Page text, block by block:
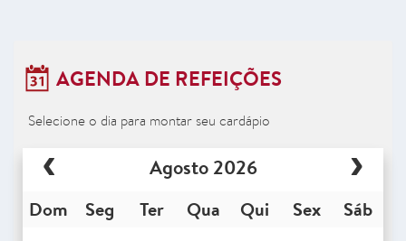
AGENDA DE REFEIÇÕES
Selecione o dia para montar seu cardápio
Agosto 2026
Dom Seg Ter Qua Qui Sex Sáb